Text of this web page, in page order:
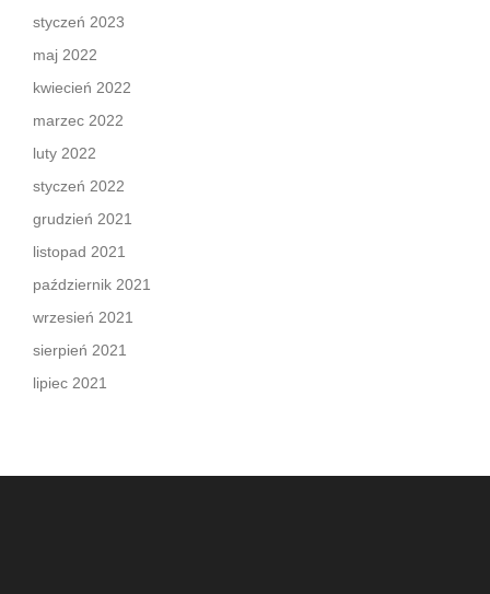
styczeń 2023
maj 2022
kwiecień 2022
marzec 2022
luty 2022
styczeń 2022
grudzień 2021
listopad 2021
październik 2021
wrzesień 2021
sierpień 2021
lipiec 2021